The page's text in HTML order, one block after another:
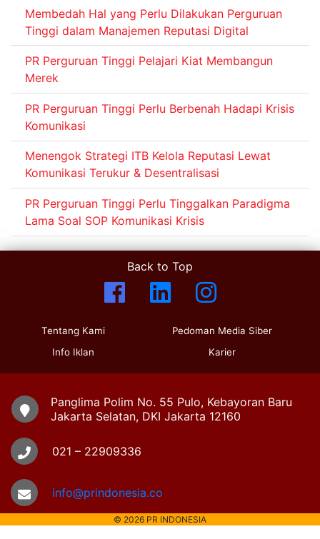
Membedah Hal yang Perlu Dilakukan Perguruan
Tinggi dalam Manajemen Reputasi Digital
PR Perguruan Tinggi Pelajari Kiat Membangun
Merek
PR Perguruan Tinggi Perlu Berbenah Hadapi Krisis
Komunikasi
Menengok Strategi ITB Kelola Reputasi Lewat
Komunikasi Terukur & Desentralisasi
PR Perguruan Tinggi Perlu Tinggalkan Paradigma
Lama Soal SOP Komunikasi Krisis
Back to Top
Tentang Kami
Info Iklan
Pedoman Media Siber
Karier
Panglima Polim No. 55 Pulo, Kebayoran Baru
Jakarta Selatan, DKI Jakarta 12160
021 – 22909336
info@prindonesia.co
© 2026 PR INDONESIA